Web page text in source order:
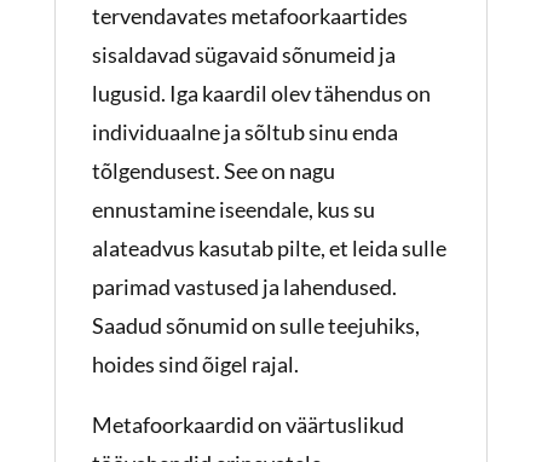
tervendavates metafoorkaartides
sisaldavad sügavaid sõnumeid ja
lugusid. Iga kaardil olev tähendus on
individuaalne ja sõltub sinu enda
tõlgendusest. See on nagu
ennustamine iseendale, kus su
alateadvus kasutab pilte, et leida sulle
parimad vastused ja lahendused.
Saadud sõnumid on sulle teejuhiks,
hoides sind õigel rajal.
Metafoorkaardid on väärtuslikud